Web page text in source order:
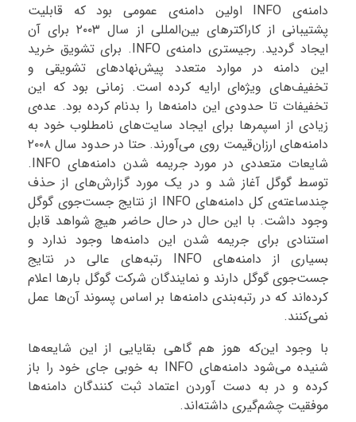
دامنه‌ی INFO اولین دامنه‌ی عمومی بود که قابلیت
پشتیبانی از کاراکترهای بین‌المللی از سال ۲۰۰۳ برای آن
ایجاد گردید. رجیستری دامنه‌ی INFO. برای تشویق خرید
این دامنه در موارد متعدد پیش‌نهادهای تشویقی و
تخفیف‌های ویژه‌ای ارایه کرده است. زمانی بود که این
تخفیفات تا حدودی این دامنه‌ها را بدنام کرده بود. عده‌ی
زیادی از اسپمرها برای ایجاد سایت‌های نامطلوب خود به
دامنه‌های ارزان‌قیمت روی می‌آورند. حتا در حدود سال ۲۰۰۸
شایعات متعددی در مورد جریمه شدن دامنه‌های INFO.
توسط گوگل آغاز شد و در یک مورد گزارش‌های از حذف
چندساعته‌ی کل دامنه‌های INFO از نتایج جست‌جوی گوگل
وجود داشت. با این حال در حال حاضر هیچ شواهد قابل
استنادی برای جریمه شدن این دامنه‌ها وجود ندارد و
بسیاری از دامنه‌های INFO رتبه‌های عالی در نتایج
جست‌جوی گوگل دارند و نمایندگان شرکت گوگل بارها اعلام
کرده‌اند که در رتبه‌بندی دامنه‌ها بر اساس پسوند آن‌ها عمل
نمی‌کنند.
با وجود این‌که هوز هم گاهی بقایایی از این شایعه‌ها
شنیده می‌شود دامنه‌های INFO به خوبی جای خود را باز
کرده و در به دست آوردن اعتماد ثبت کنندگان دامنه‌ها
موفقیت چشم‌گیری داشته‌‌اند.